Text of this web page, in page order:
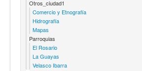
Otros_ciudad1
Comercio y Etnografía
Hidrografía
Mapas
Parroquias
El Rosario
La Guayas
Velasco Ibarra